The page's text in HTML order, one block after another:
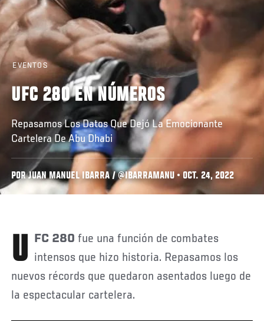
EVENTOS
UFC 280 EN NÚMEROS
Repasamos Los Datos Que Dejó La Emocionante
Cartelera De Abu Dhabi
POR JUAN MANUEL IBARRA / @IBARRAMANU • OCT. 24, 2022
UFC 280 fue una función de combates
intensos que hizo historia. Repasamos los
nuevos récords que quedaron asentados luego de
la espectacular cartelera.